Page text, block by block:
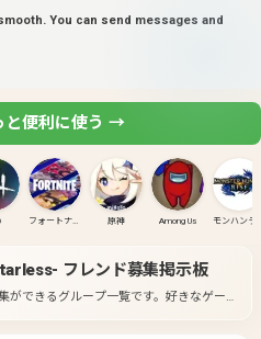
You can send messages and
と便利に使う →
フォートナイト 原神 Among Us
フレンド募集掲示板
できるグループ一覧です。 好きなゲー